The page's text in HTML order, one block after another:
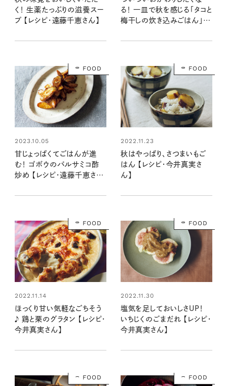
く！ 生薬たっぷりの滋養スー
プ 【レシピ・遠藤千恵さん】
る！ 一皿で秋を感じる「タコと
梅干しの炊き込みごはん」
FOOD
2023.10.05
甘じょっぱくてごはんが進
む！ ゴボウのバルサミコ酢
炒め 【レシピ・遠藤千恵さ
FOOD
2022.11.23
秋はやっぱり、さつまいもご
はん 【レシピ・今井真実さ
ん】
FOOD
2022.11.14
ほっくり甘い気軽なごちそう
♪ 鶏と栗のグラタン 【レシピ・
今井真実さん】
FOOD
2022.11.30
塩気を足しておいしさUP！
いちじくのごまだれ 【レシピ・
今井真実さん】
FOOD FOOD